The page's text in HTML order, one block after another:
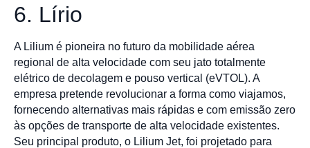
6. Lírio
A Lilium é pioneira no futuro da mobilidade aérea
regional de alta velocidade com seu jato totalmente
elétrico de decolagem e pouso vertical (eVTOL). A
empresa pretende revolucionar a forma como viajamos,
fornecendo alternativas mais rápidas e com emissão zero
às opções de transporte de alta velocidade existentes.
Seu principal produto, o Lilium Jet, foi projetado para